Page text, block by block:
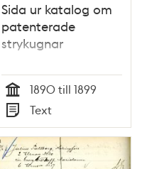
Sida ur katalog om
patenterade
strykugnar
Tid
1890 till 1899
Typ
Text